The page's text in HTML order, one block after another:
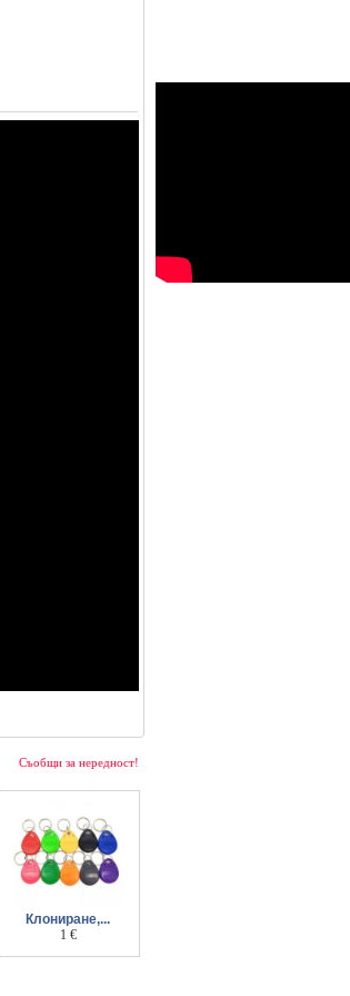
Съобщи за нередност!
Клониране,...
програмиране,
1 €